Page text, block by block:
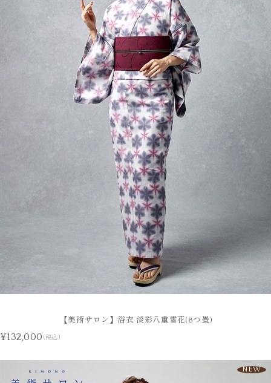
【美術サロン】浴衣 淡彩八重雪花(8つ畳)
¥132,000 (税込)
NEW